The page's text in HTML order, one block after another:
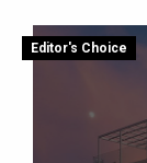
Editor's Choice